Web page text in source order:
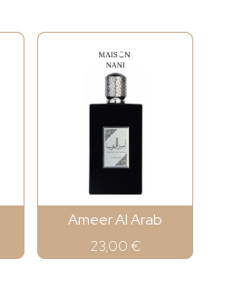
Ameer Al Arab
23,00 €